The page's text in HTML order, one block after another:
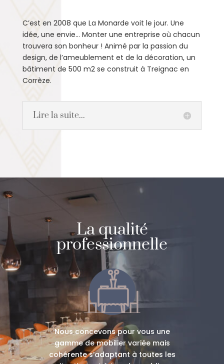
C’est en 2008 que La Monarde voit le jour. Une
idée, une envie… Monter une entreprise où chacun
trouvera son bonheur ! Animé par la passion du
design, de l’ameublement et de la décoration, un
bâtiment de 500 m2 se construit à Treignac en
Corrèze.
Lire la suite...
La qualité
professionnelle
Nous concevons pour vous une
gamme de mobilier variée mais
cohérente s’adaptant à toutes les